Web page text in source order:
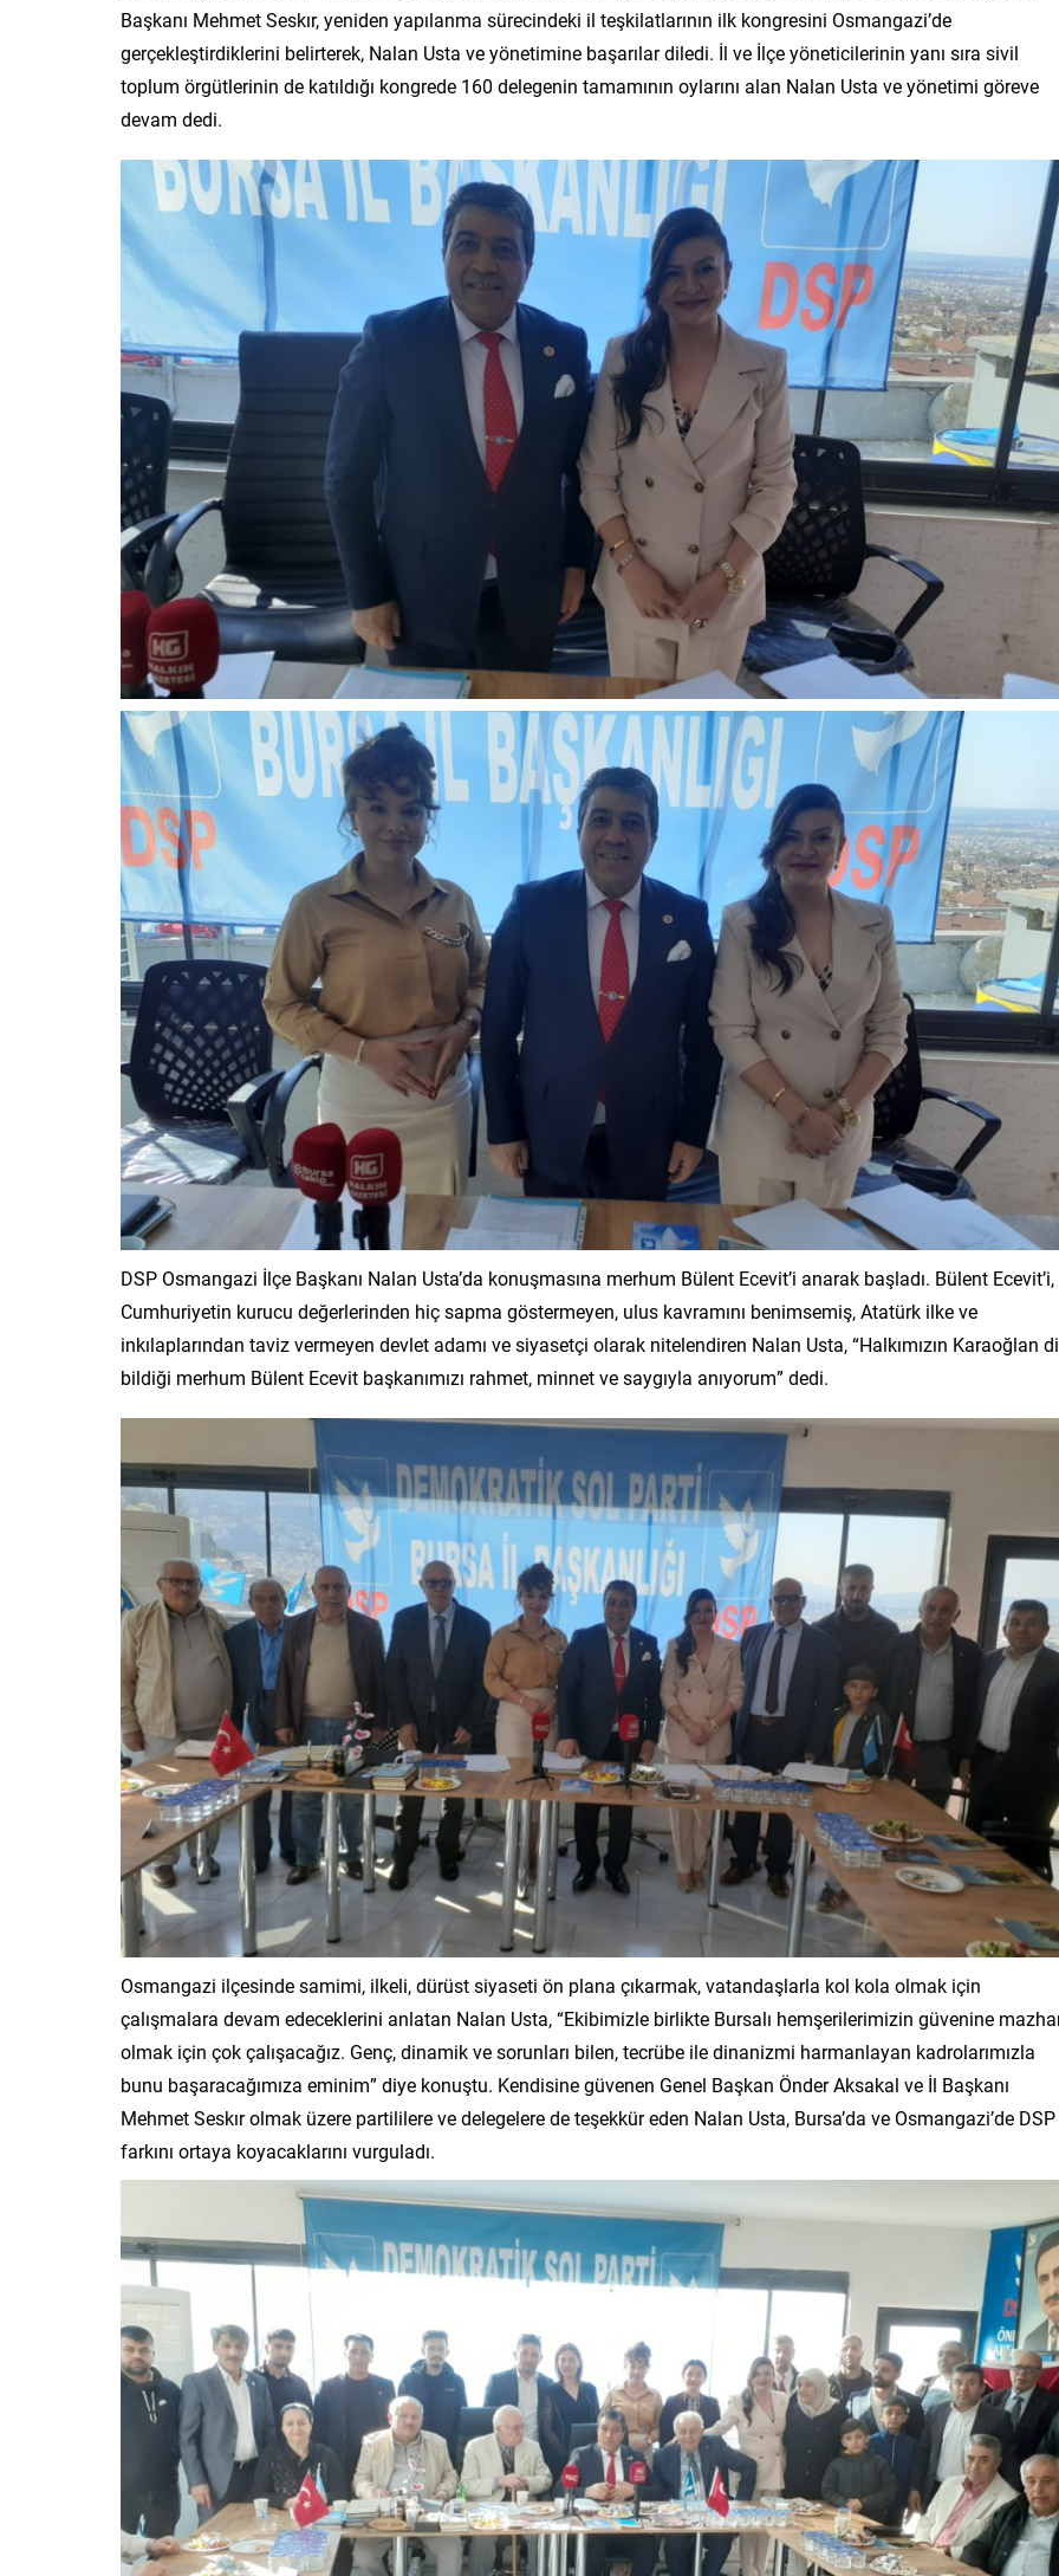
Başkanı Mehmet Seskır, yeniden yapılanma sürecindeki il teşkilatlarının ilk kongresini Osmangazi’de
gerçekleştirdiklerini belirterek, Nalan Usta ve yönetimine başarılar diledi. İl ve İlçe yöneticilerinin yanı sıra sivil
toplum örgütlerinin de katıldığı kongrede 160 delegenin tamamının oylarını alan Nalan Usta ve yönetimi göreve
devam dedi.
DSP Osmangazi İlçe Başkanı Nalan Usta’da konuşmasına merhum Bülent Ecevit’i anarak başladı. Bülent Ecevit’i,
Cumhuriyetin kurucu değerlerinden hiç sapma göstermeyen, ulus kavramını benimsemiş, Atatürk ilke ve
inkılaplarından taviz vermeyen devlet adamı ve siyasetçi olarak nitelendiren Nalan Usta, “Halkımızın Karaoğlan
bildiği merhum Bülent Ecevit başkanımızı rahmet, minnet ve saygıyla anıyorum” dedi.
Osmangazi ilçesinde samimi, ilkeli, dürüst siyaseti ön plana çıkarmak, vatandaşlarla kol kola olmak için
çalışmalara devam edeceklerini anlatan Nalan Usta, “Ekibimizle birlikte Bursalı hemşerilerimizin güvenine
olmak için çok çalışacağız. Genç, dinamik ve sorunları bilen, tecrübe ile dinanizmi harmanlayan kadrolarımızla
bunu başaracağımıza eminim” diye konuştu. Kendisine güvenen Genel Başkan Önder Aksakal ve İl Başkanı
Mehmet Seskır olmak üzere partililere ve delegelere de teşekkür eden Nalan Usta, Bursa’da ve Osmangazi’de DSP
farkını ortaya koyacaklarını vurguladı.